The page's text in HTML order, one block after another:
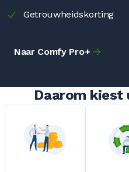
Getrouwheidskorting
Naar Comfy Pro+
Daarom kiest